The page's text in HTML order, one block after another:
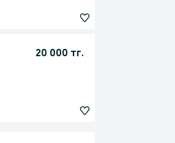
20 000 тг.